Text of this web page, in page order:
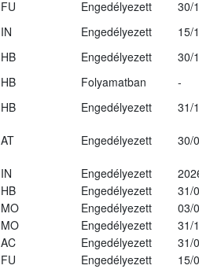
FU Engedélyezett
30/
IN Engedélyezett
15/
HB Engedélyezett
30/
HB Folyamatban
-
HB Engedélyezett
31/
AT Engedélyezett 30/
IN Engedélyezett
HB Engedélyezett
31/
MO Engedélyezett
03/
MO Engedélyezett
31/
AC Engedélyezett
31/
FU Engedélyezett
15/